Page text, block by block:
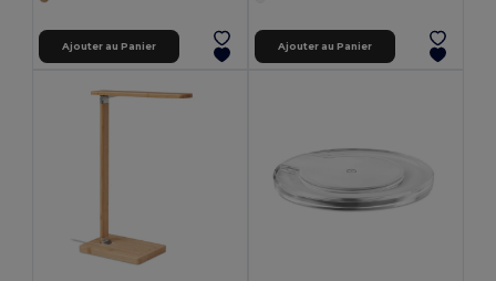
Ajouter au Panier Ajouter au Panier